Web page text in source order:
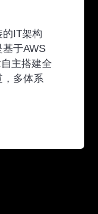
的IT架构
于AWS
主搭建全
，多体系